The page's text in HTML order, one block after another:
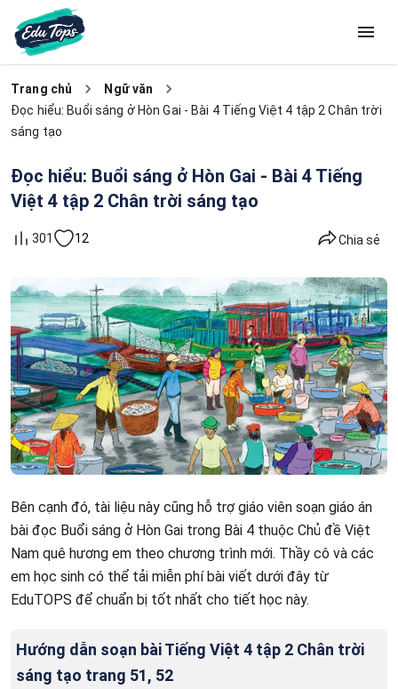
Trang chủ
Ngữ văn
Đọc hiểu: Buổi sáng ở Hòn Gai - Bài 4 Tiếng Việt 4 tập 2 Chân trời
sáng tạo
Đọc hiểu: Buổi sáng ở Hòn Gai - Bài 4 Tiếng
Việt 4 tập 2 Chân trời sáng tạo
301 12 Chia sẻ
Bên cạnh đó, tài liệu này cũng hỗ trợ giáo viên soạn giáo án
bài đọc Buổi sáng ở Hòn Gai trong Bài 4 thuộc Chủ đề Việt
Nam quê hương em theo chương trình mới. Thầy cô và các
em học sinh có thể tải miễn phí bài viết dưới đây từ
EduTOPS để chuẩn bị tốt nhất cho tiết học này.
Hướng dẫn soạn bài Tiếng Việt 4 tập 2 Chân trời
sáng tạo trang 51, 52